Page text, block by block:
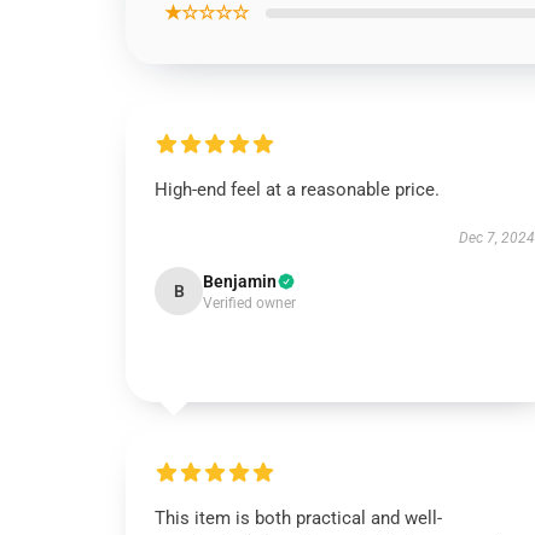
★☆☆☆☆
High-end feel at a reasonable price.
Dec 7, 2024
B Benjamin
Verified owner
This item is both practical and well-